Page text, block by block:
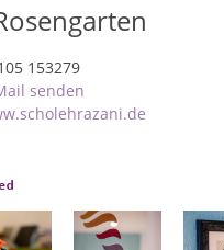
153279
senden